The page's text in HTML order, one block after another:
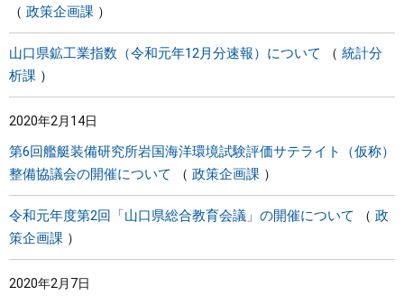
政策企画課
山口県鉱工業指数（令和元年12月分速報）について
統計分
析課
2020年2月14日
第6回艦艇装備研究所岩国海洋環境試験評価サテライト（仮称）
整備協議会の開催について
政策企画課
令和元年度第2回「山口県総合教育会議」の開催について
政
策企画課
2020年2月7日